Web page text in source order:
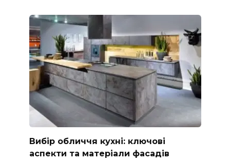
Вибір обличчя кухні: ключові
аспекти та матеріали фасадів